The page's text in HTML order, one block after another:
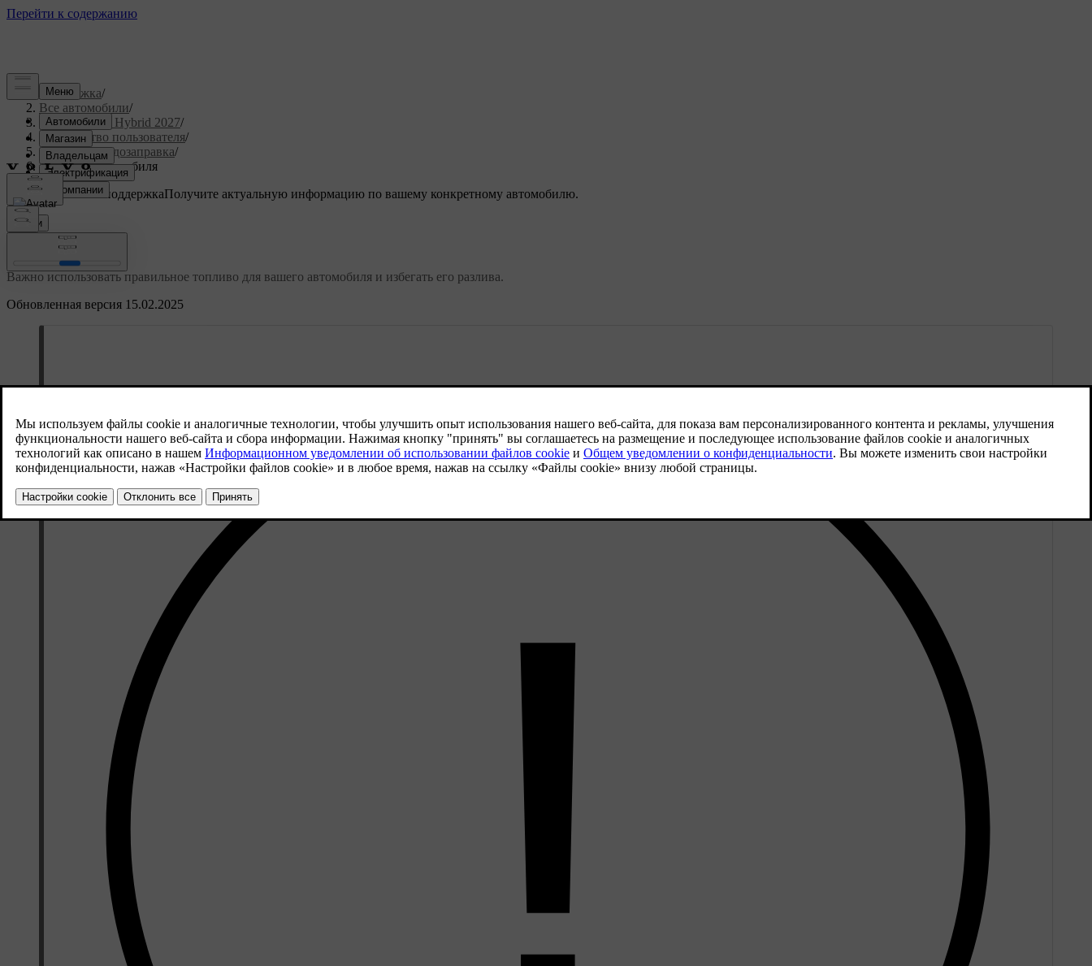
Поддержка/
Все автомобили/
XC90 Plug-in Hybrid 2027/
Руководство пользователя/
Заправка и дозаправка/
Заправка автомобиля
Индивидуальная поддержкаПолучите актуальную информацию по вашему конкретному автомобилю.
Войти
Обновленная версия 15.02.2025
Заправка автомобиля
Важно использовать правильное топливо для вашего автомобиля и избегать его разлива.